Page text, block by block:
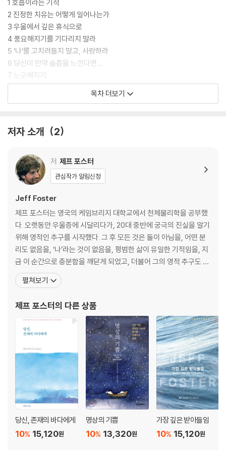
얻어 새로운 길을 갈 수 있다.
1 호흡이라는 기적
2 진정한 치유는 어떻게 일어나는가
3 우울에서 깊은 휴식으로
4 풍요해지기를 기다리지 말라
5 ‘나’를 고치려들지 말고, 사랑하라
6 당신이 만약 슬픔을 느낀다면…
7 느긋해지기
8 파열과 수리
9 당신의 나머지 반쪽이라는 신화
12 아름다움에 대하여
14 실망이라는 은총
15 나는 당신과 함께 호흡한다
16 ‘옴짝달싹 못하는 것’의 아름다움
17 당신이 치유되지 않았던 이유
18 친구가 죽기를 원할 때
19 우리는 모두 부드러운 곳에 있다
20 관계라는 요가
21 우리가 느낌들을 밀쳐낼 때
22 당신의 위대한 보호자
24 사랑이 당신을 갈라놓을 때
26 오늘, 난폭한 당신을 제어하지 말라
27 시련의 불로부터 황금을
28 야생의 붓다
30 빠르게 달려가는 세상 속에서 공감하며 천천히 간다는 것
31 즐겁게 걷기
32 사랑의 모험
33 가슴이 다시 열릴 때의 달콤함
34 당신이 가진 야생의 목소리
35 사랑의 깊은 헌신
36 외로움에는 외로움의 치유가 함께 담겨 있다
37 빈센트 반 고흐에게 보내는 편지
목차 더보기
저자 소개 2
저 제프 포스터
관심작가 알림신청
Jeff Foster
제프 포스터는 영국의 케임브리지 대학교에서 천체물리학을 공부했
다. 오랫동안 우울증에 시달리다가, 20대 중반에 궁극의 진실을 알기
위해 영적인 추구를 시작했다. 그 후 모든 것은 둘이 아님을, 어떤 분
리도 없음을, ‘나’라는 것이 없음을, 평범한 삶이 유일한 기적임을, 지
금 이 순간으로 충분함을 깨닫게 되었고, 더불어 그의 영적 추구도 막
을 내렸다. 그는 세계 곳곳에서 모임을 열고 사람들을 만나면서, 그들
에게 진정한 자신이 무엇인지를 발견하도록 돕는다. 왓킨스(Watkin
인’에서 최연소 지도자로
펼쳐보기
제프 포스터의 다른 상품
당신, 존재의 바다에게
15,120원
10%
명상의 기쁨
13,320원
10%
가장 깊은 받아들임
15,120원
10%